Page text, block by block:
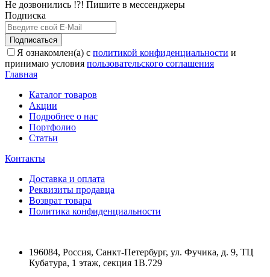
Не дозвонились !?! Пишите в мессенджеры
Подписка
Подписаться
Я ознакомлен(а) с политикой конфиденциальности и
принимаю условия пользовательского соглашения
Главная
Каталог товаров
Акции
Подробнее о нас
Портфолио
Статьи
Контакты
Доставка и оплата
Реквизиты продавца
Возврат товара
Политика конфиденциальности
196084, Россия, Санкт-Петербург, ул. Фучика, д. 9, ТЦ
Кубатура, 1 этаж, секция 1В.729